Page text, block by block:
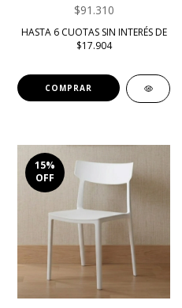
$91.310
HASTA 6 CUOTAS SIN INTERÉS DE
$17.904
COMPRAR
15%
OFF